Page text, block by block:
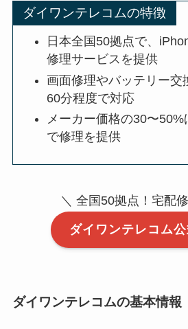
ダイワンテレコムの特徴
日本全国50拠点で、
修理サービスを提供
画面修理やバッテリー交
60分程度で対応
メーカー価格の30〜
で修理を提供
＼ 全国50拠点！宅配
ダイワンテレコム
ダイワンテレコムの基本情報